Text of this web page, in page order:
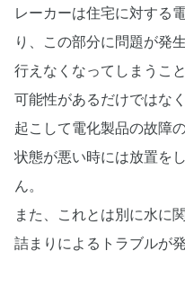
レーカーは住宅に対する
り、この部分に問題が発
行えなくなってしまうこ
可能性があるだけではな
起こして電化製品の故障
状態が悪い時には放置を
ん。
また、これとは別に水に
詰まりによるトラブルが